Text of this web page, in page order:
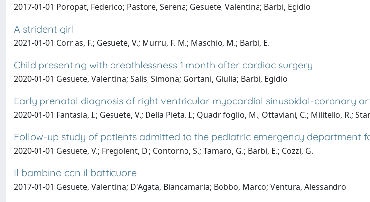
2017-01-01 Poropat, Federico; Pastore, Serena; Gesuete, Valentina; Barbi, Egidio
A strident girl
2021-01-01 Corrias, F.; Gesuete, V.; Murru, F. M.; Maschio, M.; Barbi, E.
Child presenting with breathlessness 1 month after cardiac surgery
2020-01-01 Gesuete, Valentina; Salis, Simona; Gortani, Giulia; Barbi, Egidio
Early prenatal diagnosis of right ventricular myocardial sinusoidal-coronary
2020-01-01 Fantasia, I.; Gesuete, V.; Della Pieta, I.; Quadrifoglio, M.; Ottaviani, C.; Militello, R.;
Follow-up study of patients admitted to the pediatric emergency department
2020-01-01 Gesuete, V.; Fregolent, D.; Contorno, S.; Tamaro, G.; Barbi, E.; Cozzi, G.
Il bambino con il batticuore
2017-01-01 Gesuete, Valentina; D'Agata, Biancamaria; Bobbo, Marco; Ventura, Alessandro